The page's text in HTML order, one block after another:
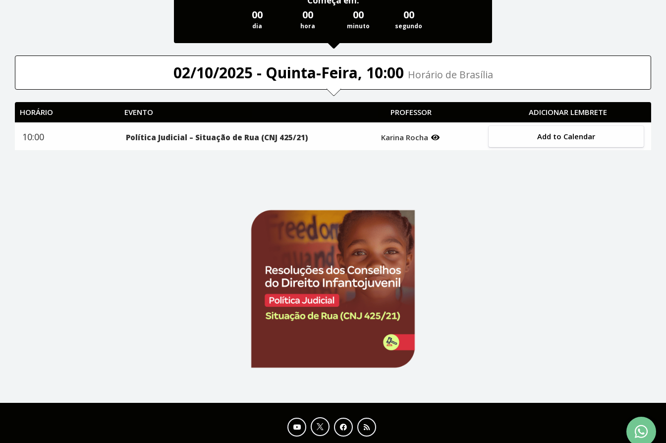
00
dia
00
hora
00
minuto
00
segundo
02/10/2025 - Quinta-Feira, 10:00 Horário de Brasília
HORÁRIO EVENTO PROFESSOR ADICIONAR LEMBRETE
10:00 Política Judicial – Situação de Rua (CNJ 425/21) Karina Rocha Add to Calendar